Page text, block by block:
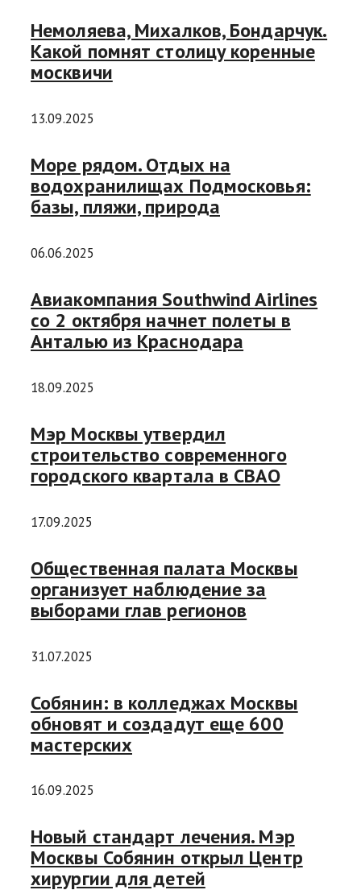
Немоляева, Михалков, Бондарчук.
Какой помнят столицу коренные
москвичи
13.09.2025
Море рядом. Отдых на
водохранилищах Подмосковья:
базы, пляжи, природа
06.06.2025
Авиакомпания Southwind Airlines
со 2 октября начнет полеты в
Анталью из Краснодара
18.09.2025
Мэр Москвы утвердил
строительство современного
городского квартала в СВАО
17.09.2025
Общественная палата Москвы
организует наблюдение за
выборами глав регионов
31.07.2025
Собянин: в колледжах Москвы
обновят и создадут еще 600
мастерских
16.09.2025
Новый стандарт лечения. Мэр
Москвы Собянин открыл Центр
хирургии для детей